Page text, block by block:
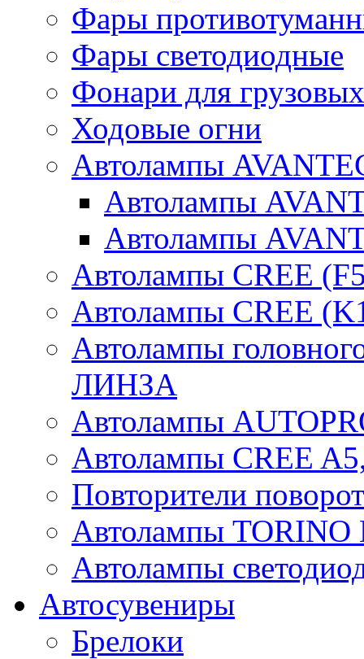
Фары
Фары светодиодные
Фонари для
Ходовые огни
Автолампы
Автолампы
Автолампы
Автолампы CREE
Автолампы CREE
Автолампы
ЛИНЗА
Автолампы
Автолампы CREE
Повторители
Автолампы
Автолампы
Автосувениры
Брелоки